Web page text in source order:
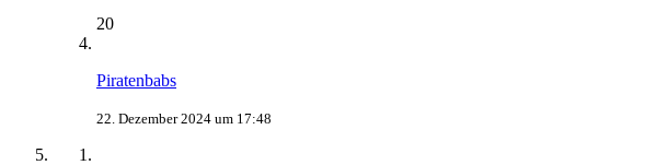
20
Piratenbabs
22. Dezember 2024 um 17:48